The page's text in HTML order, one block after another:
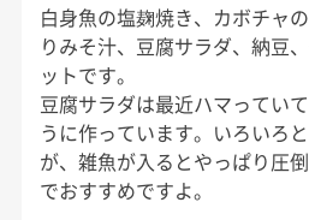
白身魚の塩麹焼き、カボチャ
りみそ汁、豆腐サラダ、納豆
ットです。
豆腐サラダは最近ハマってい
うに作っています。いろいろ
が、雑魚が入るとやっぱり圧
でおすすめですよ。